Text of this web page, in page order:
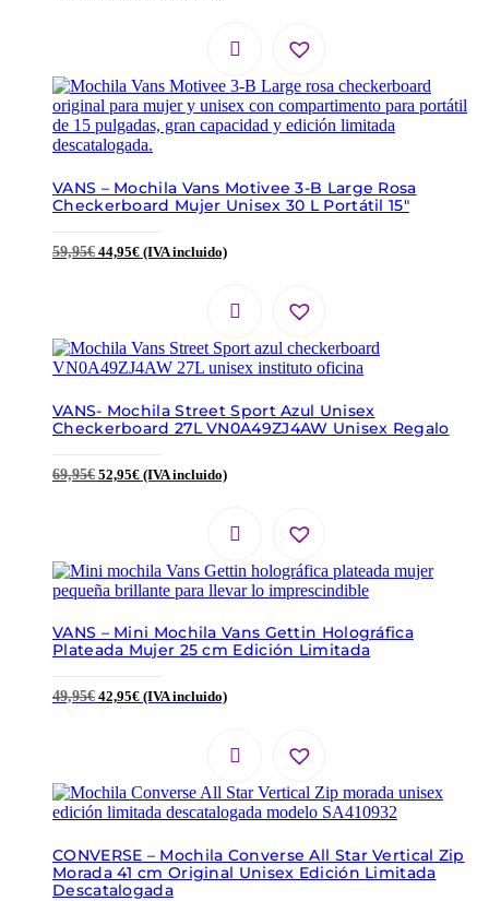
VANS – Mochila Vans Motivee 3-B Large Rosa
Checkerboard Mujer Unisex 30 L Portátil 15″
59,95€ 44,95€ (IVA incluido)
VANS- Mochila Street Sport Azul Unisex
Checkerboard 27L VN0A49ZJ4AW Unisex Regalo
69,95€ 52,95€ (IVA incluido)
VANS – Mini Mochila Vans Gettin Holográfica
Plateada Mujer 25 cm Edición Limitada
49,95€ 42,95€ (IVA incluido)
CONVERSE – Mochila Converse All Star Vertical Zip
Morada 41 cm Original Unisex Edición Limitada
Descatalogada